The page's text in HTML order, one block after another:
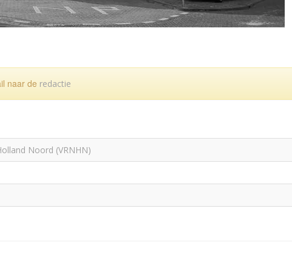
naar de redactie
Noord (VRNHN)